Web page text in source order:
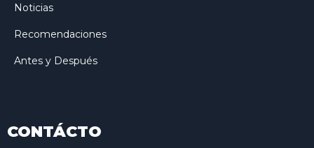
Noticias
Recomendaciones
Antes y Después
CONTÁCTO